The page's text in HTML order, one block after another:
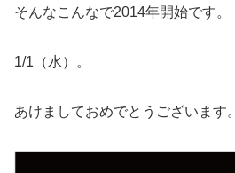
そんなこんなで2014年開始です。
1/1（水）。
あけましておめでとうございます。